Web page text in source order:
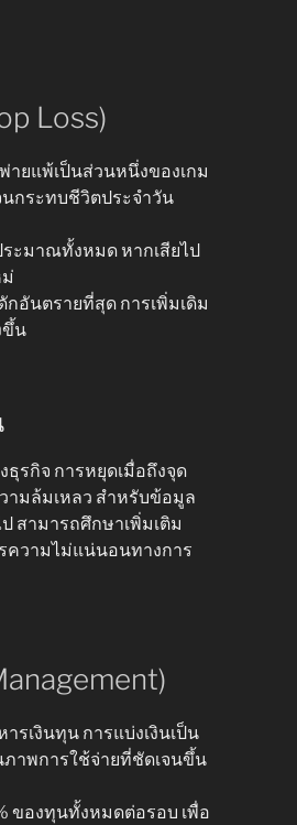
Loss)
ยแพ้เป็นส่วนหนึ่งของเกม
กระทบชีวิตประจำวัน
ะมาณทั้งหมด หากเสียไป
อันตรายที่สุด การเพิ่มเดิม
ขึ้น
รกิจ การหยุดเมื่อถึงจุด
ามล้มเหลว สำหรับข้อมูล
สามารถศึกษาเพิ่มเติม
ความไม่แน่นอนทางการ
รเงินทุน การแบ่งเงินเป็น
ภาพการใช้จ่ายที่ชัดเจนขึ้น
ของทุนทั้งหมดต่อรอบ เพื่อ